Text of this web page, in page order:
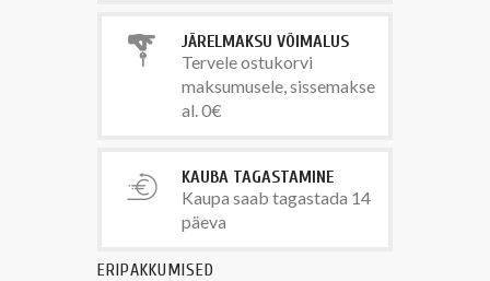
JÄRELMAKSU VÕIMALUS
Tervele ostukorvi
maksumusele, sissemakse
al. 0€
KAUBA TAGASTAMINE
Kaupa saab tagastada 14
päeva
ERIPAKKUMISED